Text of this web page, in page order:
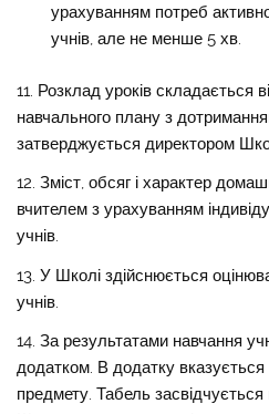
урахуванням потреб
учнів, але не менше 5 хв.
11. Розклад уроків складається
навчального плану з
затверджується директором
12. Зміст, обсяг і характер
вчителем з урахуванням
учнів.
13. У Школі здійснюється
учнів.
14. За результатами навчання
додатком. В додатку вказується
предмету. Табель